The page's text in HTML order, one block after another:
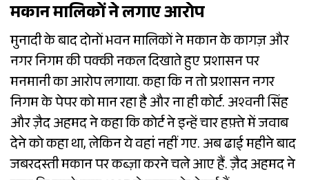
मकान मालिकों ने लगाए आरोप
मुनादी के बाद दोनों भवन मालिकों ने मकान के कागज़ और
नगर निगम की पक्की नकल दिखाते हुए प्रशासन पर
मनमानी का आरोप लगाया. कहा कि न तो प्रशासन नगर
निगम के पेपर को मान रहा है और ना ही कोर्ट. अश्वनी सिंह
और ज़ैद अहमद ने कहा कि कोर्ट ने इन्हें चार हफ़्ते में जवाब
देने को कहा था, लेकिन ये वहां नहीं गए. अब ढाई महीने बाद
जबरदस्ती मकान पर कब्ज़ा करने चले आए हैं. ज़ैद अहमद ने